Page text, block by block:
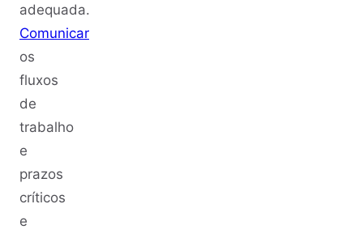
adequada.
Comunicar
os
fluxos
de
trabalho
e
prazos
críticos
e